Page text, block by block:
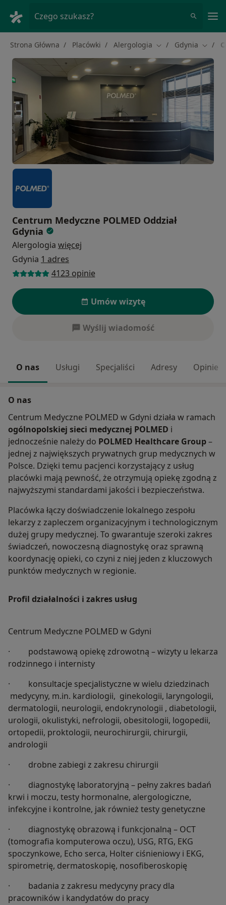
Czego szukasz?
Strona Główna Placówki Alergologia Zmień miasto
Gdynia Zmień
Centrum Medyczne POLMED Oddział
Gdynia
Alergologia więcej
Gdynia 1 adres
4123 opinie
Umów wizytę
Wyślij wiadomość
O nas Usługi Specjaliści Adresy Opinie
O nas
Centrum Medyczne POLMED w Gdyni działa w ramach
ogólnopolskiej sieci medycznej POLMED i
jednocześnie należy do POLMED Healthcare Group–
jednej z największych prywatnych grup medycznych w
Polsce. Dzięki temu pacjenci korzystający z usług
placówki mają pewność, że otrzymują opiekę zgodną z
najwyższymi standardami jakości i bezpieczeństwa.
Placówka łączy doświadczenie lokalnego zespołu
lekarzy z zapleczem organizacyjnym i technologicznym
dużej grupy medycznej. To gwarantuje szeroki zakres
świadczeń, nowoczesną diagnostykę oraz sprawną
koordynację opieki, co czyni z niej jeden z kluczowych
punktów medycznych w regionie.
Profil działalności i zakres usług
Centrum Medyczne POLMED w Gdyni
· podstawową opiekę zdrowotną – wizyty u lekarza
rodzinnego i internisty
· konsultacje specjalistyczne w wielu dziedzinach
medycyny, m.in. kardiologii, ginekologii, laryngologii,
dermatologii, neurologii, endokrynologii , diabetologii,
urologii, okulistyki, nefrologii, obesitologii, logopedii,
ortopedii, proktologii, neurochirurgii, chirurgii,
andrologii
· drobne zabiegi z zakresu chirurgii
· diagnostykę laboratoryjną – pełny zakres badań
krwi i moczu, testy hormonalne, alergologiczne,
infekcyjne i kontrolne, jak również testy genetyczne
· diagnostykę obrazową i funkcjonalną – OCT
(tomografia komputerowa oczu), USG, RTG, EKG
spoczynkowe, Echo serca, Holter ciśnieniowy i EKG,
spirometrię, dermatoskopię, nosofiberoskopię
· badania z zakresu medycyny pracy dla
pracowników i kandydatów do pracy